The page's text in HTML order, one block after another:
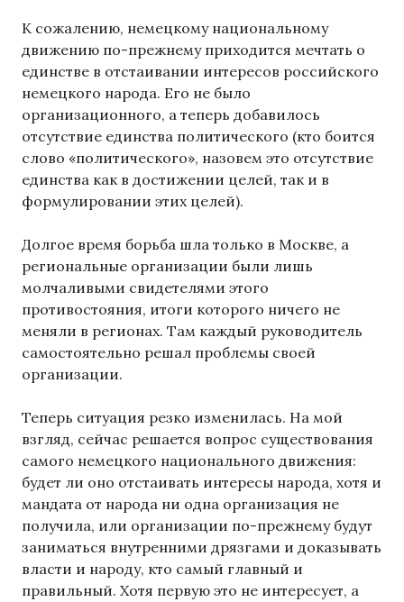
К сожалению, немецкому национальному
движению по-прежнему приходится мечтать о
единстве в отстаивании интересов российского
немецкого народа. Его не было
организационного, а теперь добавилось
отсутствие единства политического (кто боится
слово «политического», назовем это отсутствие
единства как в достижении целей, так и в
формулировании этих целей).
Долгое время борьба шла только в Москве, а
региональные организации были лишь
молчаливыми свидетелями этого
противостояния, итоги которого ничего не
меняли в регионах. Там каждый руководитель
самостоятельно решал проблемы своей
организации.
Теперь ситуация резко изменилась. На мой
взгляд, сейчас решается вопрос существования
самого немецкого национального движения:
будет ли оно отстаивать интересы народа, хотя и
мандата от народа ни одна организация не
получила, или организации по-прежнему будут
заниматься внутренними дрязгами и доказывать
власти и народу, кто самый главный и
правильный. Хотя первую это не интересует, а